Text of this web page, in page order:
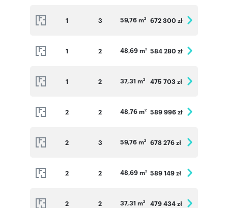
1 3 59,76 m2 672 300 zł
1 2 48,69 m2 584 280 zł
1 2 37,31 m2 475 703 zł
2 2 48,76 m2 589 996 zł
2 3 59,76 m2 678 276 zł
2 2 48,69 m2 589 149 zł
2 2 37,31 m2 479 434 zł